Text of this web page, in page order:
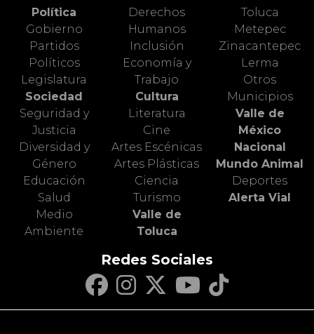
Política
Gobierno
Partidos
Políticos
Legislatura
Sociedad
Seguridad y
Justicia
Diversidad y
Género
Educación
Salud
Medio
Ambiente
Derechos
Humanos
Inclusión
Economía y
Trabajo
Cultura
Literatura
Cine
Artes Escénicas
Artes Plásticas
Ciencia
Turismo
Valle de
Toluca
Toluca
Metepec
Zinacantepec
Lerma
Otros
Municipios
Valle de
México
Nacional
Mundo Animal
Deportes
Alerta Vial
Redes Sociales